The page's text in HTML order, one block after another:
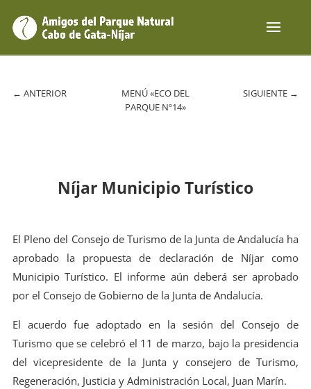
← ANTERIOR
MENÚ «ECO DEL
PARQUE Nº14»
SIGUIENTE →
Níjar Municipio Turístico
El Pleno del Consejo de Turismo de la Junta de Andalucía ha
aprobado la propuesta de declaración de Níjar como
Municipio Turístico. El informe aún deberá ser aprobado
por el Consejo de Gobierno de la Junta de Andalucía.
El acuerdo fue adoptado en la sesión del Consejo de
Turismo que se celebró el 11 de marzo, bajo la presidencia
del vicepresidente de la Junta y consejero de Turismo,
Regeneración, Justicia y Administración Local, Juan Marín.